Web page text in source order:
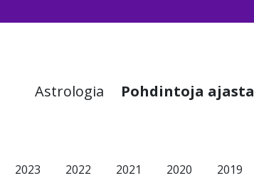
Astrologia Pohdintoja ajasta
2023 2022 2021 2020 2019